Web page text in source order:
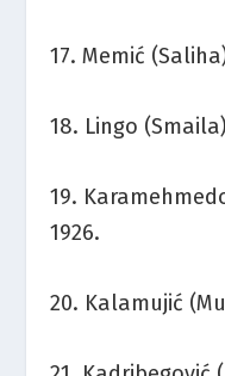
17. Memić
18. Lingo
19.
1926.
20. Kalamujić